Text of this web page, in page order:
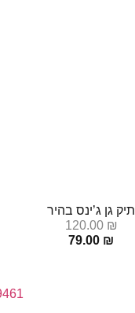
תיק גן ג’ינס בהיר
120.00 ₪
79.00 ₪